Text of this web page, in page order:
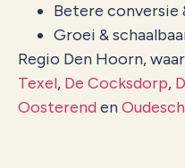
Betere
Groei &
Regio Den Hoorn,
Texel, De Cocksdorp,
Oosterenden